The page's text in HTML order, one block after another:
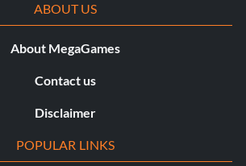
ABOUT US
About MegaGames
Contact us
Disclaimer
POPULAR LINKS